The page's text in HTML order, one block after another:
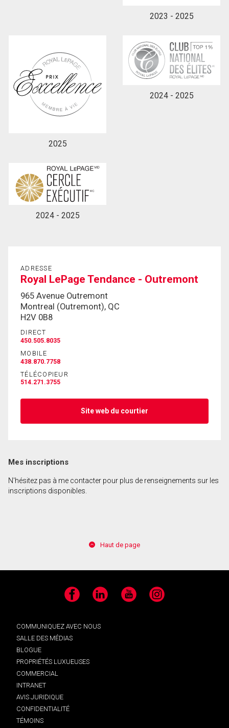
2023 - 2025
2025
2024 - 2025
2024 - 2025
ADRESSE
Royal LePage Tendance - Outremont
965 Avenue Outremont
Montreal (Outremont), QC
H2V 0B8
DIRECT
450.505.8035
MOBILE
438.870.7758
TÉLÉCOPIEUR
514.271.3755
Site web du courtier
Mes inscriptions
N'hésitez pas à me contacter pour plus de renseignements sur les
inscriptions disponibles.
Haut de page
Facebook LinkedIn YouTube Instagram
COMMUNIQUEZ AVEC NOUS
SALLE DES MÉDIAS
BLOGUE
PROPRIÉTÉS LUXUEUSES
COMMERCIAL
INTRANET
AVIS JURIDIQUE
CONFIDENTIALITÉ
TÉMOINS